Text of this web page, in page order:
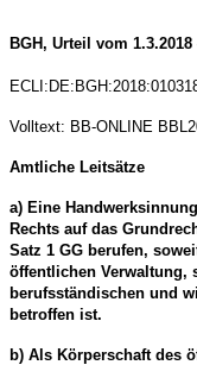
BGH, Urteil vom 1.3.2018
Volltext: BB-ONLINE
Amtliche Leitsätze
a) Eine
Rechts auf das
Satz 1 GG berufen,
öffentlichen Verwaltung,
berufsständischen und
betroffen ist.
b) Als Körperschaft des